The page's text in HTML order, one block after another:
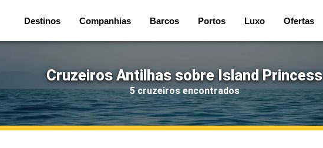
Destinos Companhias Barcos Portos Luxo Ofertas
Cruzeiros Antilhas sobre Island Princess
5 cruzeiros encontrados